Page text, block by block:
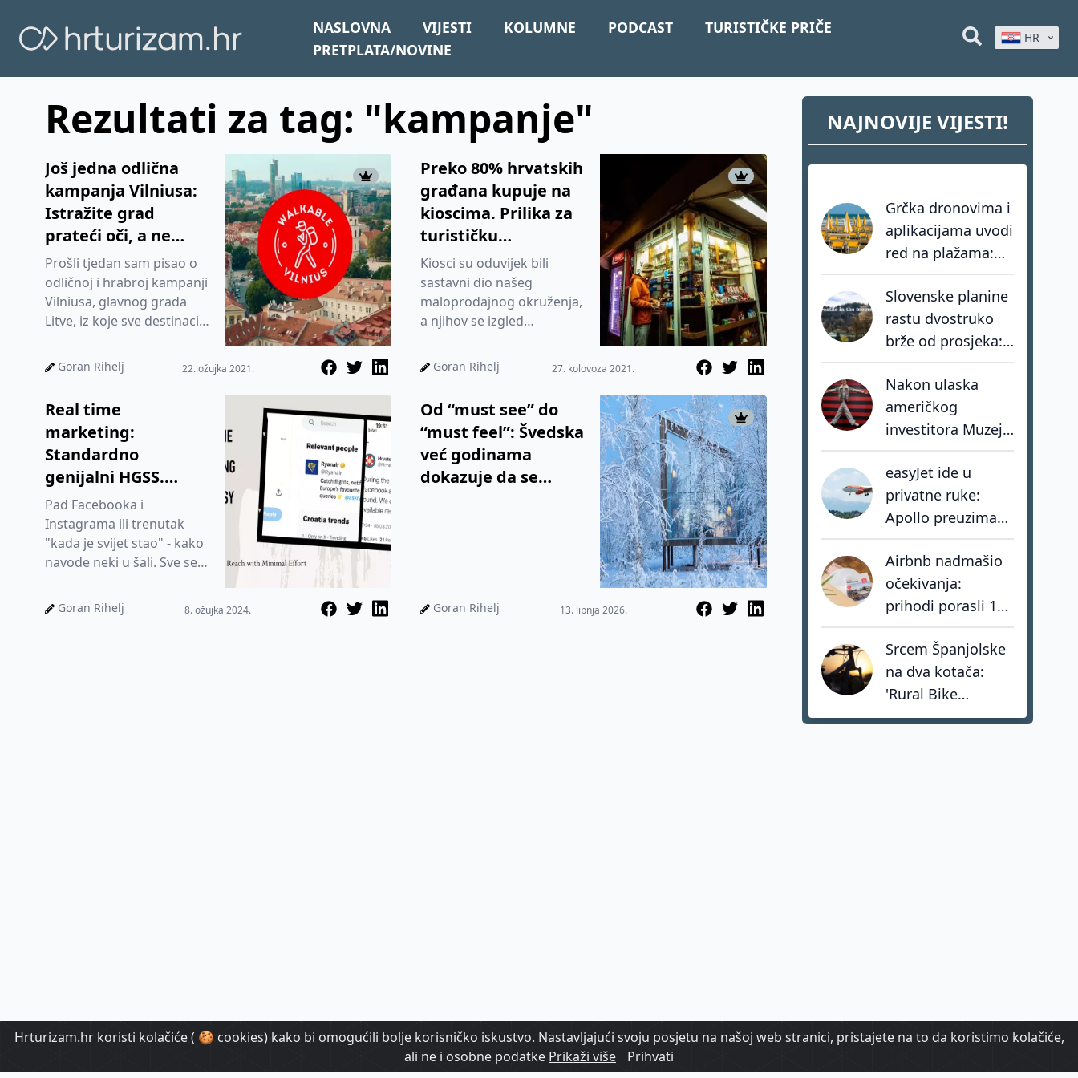
NASLOVNA VIJESTI KOLUMNE PODCAST
TURISTIČKE PRIČE
PRETPLATA/NOVINE
HR
Rezultati za tag: "kampanje"
Još jedna odlična
kampanja Vilniusa:
Istražite grad
prateći oči, a ne
navigaciju
Prošli tjedan sam pisao o
odličnoj i hrabroj kampanji
Vilniusa, glavnog grada
Litve, iz koje sve destinacije
Sada donosim...
Goran Rihelj 22. ožujka 2021.
Preko 80% hrvatskih
građana kupuje na
kioscima. Prilika za
turističku
promociju?
Kiosci su oduvijek bili
sastavni dio našeg
maloprodajnog okruženja,
a njihov se izgled
evoluirao, što je pratilo i
širenje asor...
Goran Rihelj 27. kolovoza 2021.
Real time
marketing:
Standardno
genijalni HGSS.
Ryanair također nije
propustio priliku
javiti se s jasnom
porukom
Pad Facebooka i
Instagrama ili trenutak
"kada je svijet stao" - kako
navode neki u šali. Sve se
mreža, koliko god to bilo
Goran Rihelj 8. ožujka 2024.
Od “must see” do
“must feel”: Švedska
već godinama
dokazuje da se
Goran Rihelj 13. lipnja 2026.
NAJNOVIJE VIJESTI!
Grčka dronovima i
aplikacijama uvodi
red na plažama:
Kazne za kršenje
zakona i do 73.000
eura
Slovenske planine
rastu dvostruko
brže od prosjeka:
coolcation je
samo dio priče
Nakon ulaska
američkog
investitora Muzej
Iluzija ubrzava
razvoj vlastite
mreže muzeja
easyJet ide u
privatne ruke:
Apollo preuzima
jednog od
najvećih europskih
low-cost
prijevoznika
Airbnb nadmašio
očekivanja:
prihodi porasli 17
posto, hoteli rastu
tri puta brže od
privatnog
smještaja
Srcem Španjolske
na dva kotača:
'Rural Bike
Conecta' spašava
Hrturizam.hr koristi kolačiće ( 🍪 cookies) kako bi omogućili bolje korisničko iskustvo. Nastavljajući svoju posjetu na našoj web stranici, pristajete na to da koristimo kolačiće,
ali ne i osobne podatke Prikaži više Prihvati